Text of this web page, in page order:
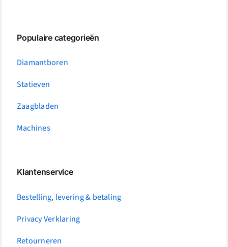
Populaire categorieën
Diamantboren
Statieven
Zaagbladen
Machines
Klantenservice
Bestelling, levering & betaling
Privacy Verklaring
Retourneren